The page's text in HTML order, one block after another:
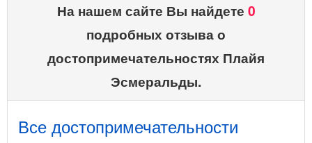
На нашем сайте Вы найдете 0
подробных отзыва о
достопримечательностях Плайя
Эсмеральды.
Все достопримечательности